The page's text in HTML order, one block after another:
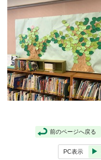
前のページへ戻る
PC表示